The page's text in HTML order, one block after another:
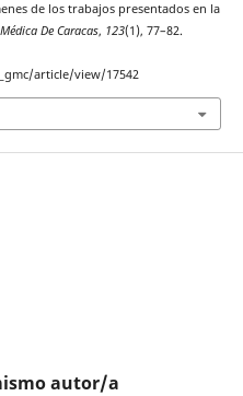
de los trabajos presentados en la
De Caracas, 123(1), 77–82.
article/view/17542
autor/a